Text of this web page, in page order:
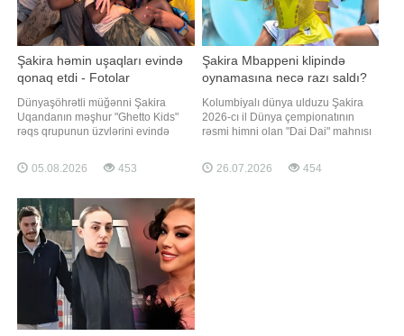
Şakira həmin uşaqları evində
qonaq etdi - Fotolar
Dünyaşöhrətli müğənni Şakira
Uqandanın məşhur "Ghetto Kids"
rəqs qrupunun üzvlərini evində
ki, müğənni bununla bağlı
"Instagram" hesabında paylaşım
unudulmaz adlandırıb. "Son bir
neçə gün sözl
05.08.2026 453
Şakira Mbappeni klipində
oynamasına necə razı saldı?
Kolumbiyalı dünya ulduzu Şakira
2026-cı il Dünya çempionatının
rəsmi himni olan "Dai Dai" mahnısı
birinə çevrilib. xarici mediaya
istinadən xəbər verir ki, mahnının
26.07.2026 454